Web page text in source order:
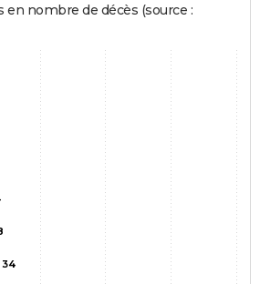
nombre de décès (source :
34